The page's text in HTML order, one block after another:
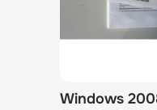
Windows